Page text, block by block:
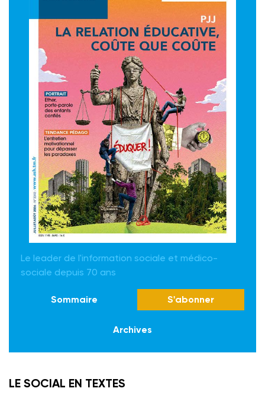
Le leader de l'information sociale et médico-
sociale depuis 70 ans
Sommaire S'abonner
Archives
LE SOCIAL EN TEXTES